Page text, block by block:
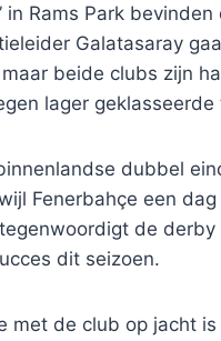
Rams Park
Galatasaray
beide clubs zijn
lager
dubbel
Fenerbahçe een
de
dit seizoen.
met de club op jacht